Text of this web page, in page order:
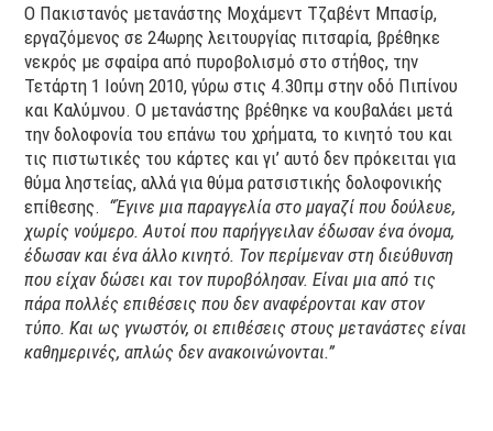
Ο Πακιστανός μετανάστης Μοχάμεντ Τζαβέντ Μπασίρ,
εργαζόμενος σε 24ωρης λειτουργίας πιτσαρία, βρέθηκε
νεκρός με σφαίρα από πυροβολισμό στο στήθος, την
Τετάρτη 1 Ιούνη 2010, γύρω στις 4.30πμ στην οδό Πιπίνου
και Καλύμνου. Ο μετανάστης βρέθηκε να κουβαλάει μετά
την δολοφονία του επάνω του χρήματα, το κινητό του και
τις πιστωτικές του κάρτες και γι’ αυτό δεν πρόκειται για
θύμα ληστείας, αλλά για θύμα ρατσιστικής δολοφονικής
επίθεσης. “Έγινε μια παραγγελία στο μαγαζί που δούλευε,
χωρίς νούμερο. Αυτοί που παρήγγειλαν έδωσαν ένα όνομα,
έδωσαν και ένα άλλο κινητό. Τον περίμεναν στη διεύθυνση
που είχαν δώσει και τον πυροβόλησαν. Είναι μια από τις
πάρα πολλές επιθέσεις που δεν αναφέρονται καν στον
τύπο. Και ως γνωστόν, οι επιθέσεις στους μετανάστες είναι
καθημερινές, απλώς δεν ανακοινώνονται.”